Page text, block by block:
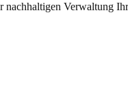
nachhaltigen Verwaltung